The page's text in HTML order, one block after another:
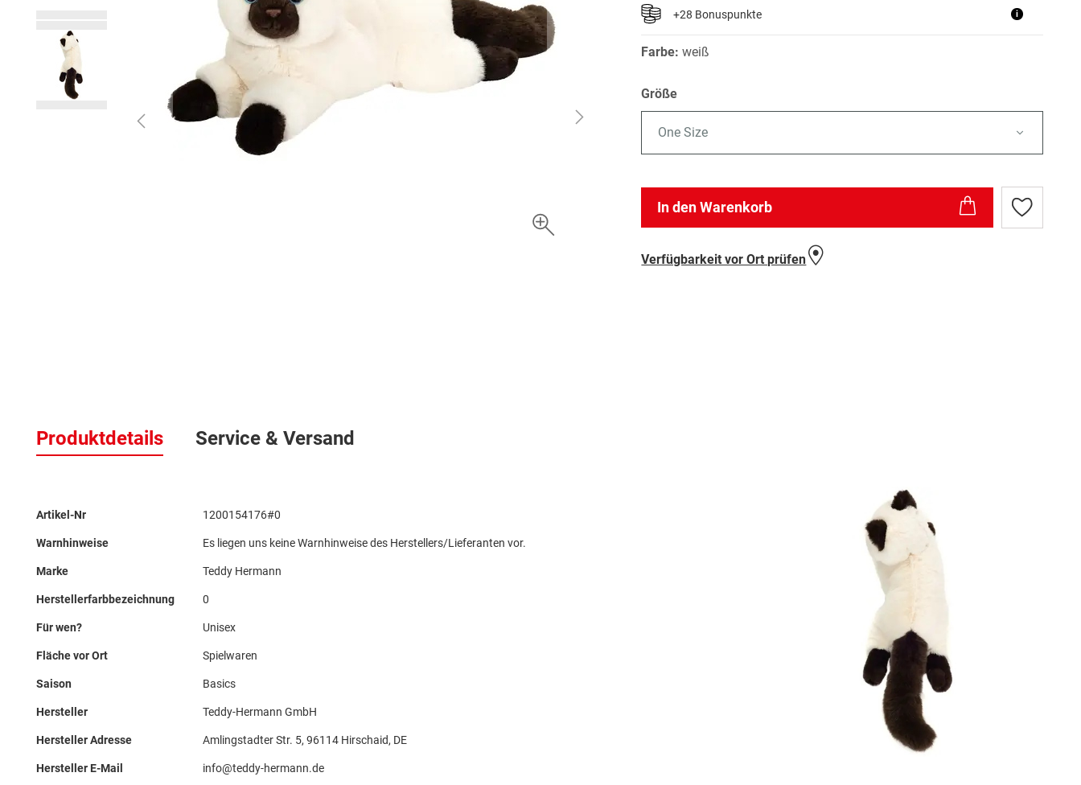
der
Bildergalerie
+28 Bonuspunkte i
Farbe:weiß
Größe
One Size
In den Warenkorb
Zur
Wunschliste
Verfügbarkeit vor Ort prüfen
Produktdetails
Mehr
Artikel-Nr 1200154176#0
Warnhinweise Es liegen uns keine Warnhinweise des Herstellers/Lieferanten vor.
Marke Teddy Hermann
Herstellerfarbbezeichnung 0
Für wen? Unisex
Fläche vor Ort Spielwaren
Saison Basics
Hersteller Teddy-Hermann GmbH
Hersteller Adresse Amlingstadter Str. 5, 96114 Hirschaid, DE
Hersteller E-Mail info@teddy-hermann.de
Service & Versand